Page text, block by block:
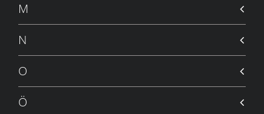
M
N
O
Ö